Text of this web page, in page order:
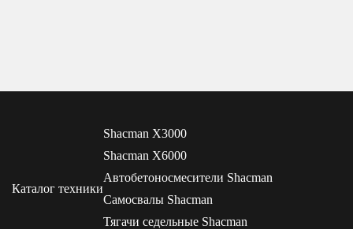
Каталог техники
Shacman X3000
Shacman X6000
Автобетоносмесители Shacman
Самосвалы Shacman
Тягачи седельные Shacman